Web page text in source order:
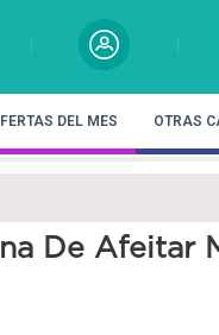
DEL MES OTRAS
De Afeitar